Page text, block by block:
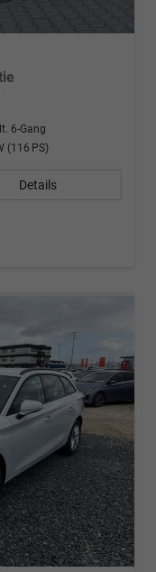
6-Gang
(116 PS)
Details